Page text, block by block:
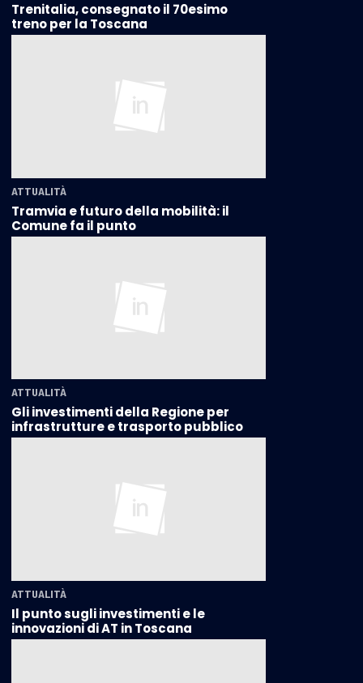
Trenitalia, consegnato il 70esimo
treno per la Toscana
ATTUALITÀ
Tramvia e futuro della mobilità: il
Comune fa il punto
ATTUALITÀ
Gli investimenti della Regione per
infrastrutture e trasporto pubblico
ATTUALITÀ
Il punto sugli investimenti e le
innovazioni di AT in Toscana